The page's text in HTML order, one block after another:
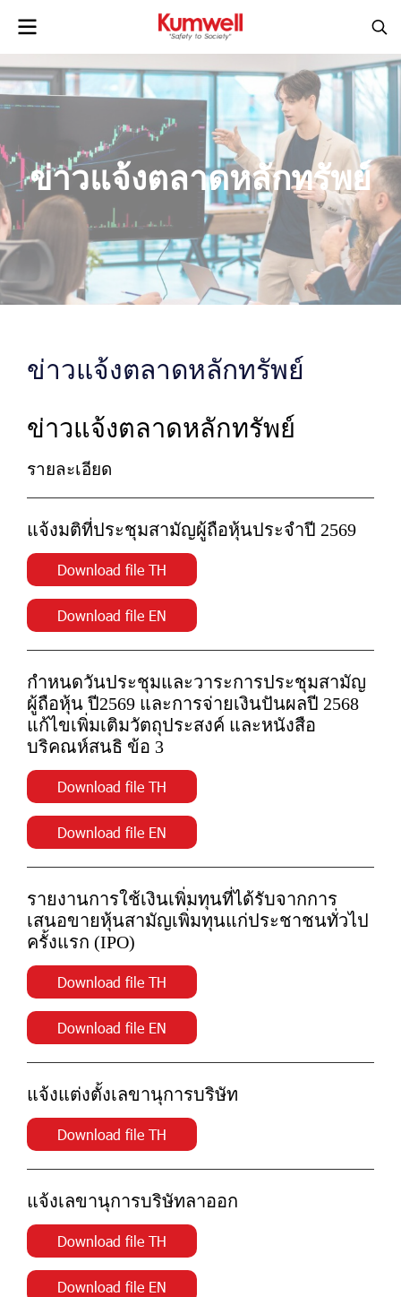
ข่าวแจ้งตลาดหลักทรัพย์
ข่าวแจ้งตลาดหลักทรัพย์
ข่าวแจ้งตลาดหลักทรัพย์
รายละเอียด
แจ้งมติที่ประชุมสามัญผู้ถือหุ้นประจำปี 2569
Download file TH
Download file EN
กำหนดวันประชุมและวาระการประชุมสามัญ
ผู้ถือหุ้น ปี2569 และการจ่ายเงินปันผลปี 2568
แก้ไขเพิ่มเติมวัตถุประสงค์ และหนังสือ
บริคณห์สนธิ ข้อ 3
Download file TH
Download file EN
รายงานการใช้เงินเพิ่มทุนที่ได้รับจากการ
เสนอขายหุ้นสามัญเพิ่มทุนแก่ประชาชนทั่วไป
ครั้งแรก (IPO)
Download file TH
Download file EN
แจ้งแต่งตั้งเลขานุการบริษัท
Download file TH
แจ้งเลขานุการบริษัทลาออก
Download file TH
Download file EN